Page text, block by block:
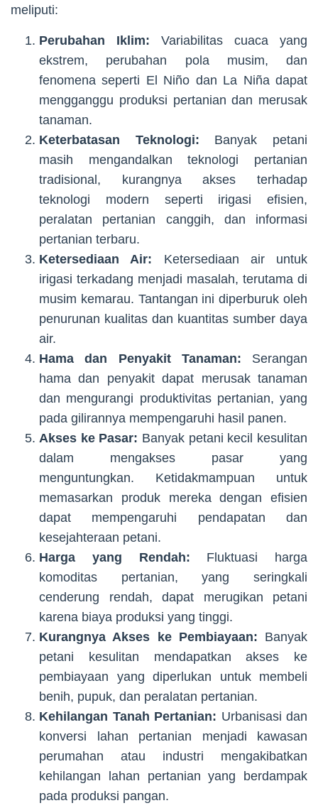
meliputi:
Perubahan Iklim: Variabilitas cuaca yang
ekstrem, perubahan pola musim, dan
fenomena seperti El Niño dan La Niña dapat
mengganggu produksi pertanian dan merusak
tanaman.
Keterbatasan Teknologi: Banyak petani
masih mengandalkan teknologi pertanian
tradisional, kurangnya akses terhadap
teknologi modern seperti irigasi efisien,
peralatan pertanian canggih, dan informasi
pertanian terbaru.
Ketersediaan Air: Ketersediaan air untuk
irigasi terkadang menjadi masalah, terutama di
musim kemarau. Tantangan ini diperburuk oleh
penurunan kualitas dan kuantitas sumber daya
air.
Hama dan Penyakit Tanaman: Serangan
hama dan penyakit dapat merusak tanaman
dan mengurangi produktivitas pertanian, yang
pada gilirannya mempengaruhi hasil panen.
Akses ke Pasar: Banyak petani kecil kesulitan
dalam mengakses pasar yang
menguntungkan. Ketidakmampuan untuk
memasarkan produk mereka dengan efisien
dapat mempengaruhi pendapatan dan
kesejahteraan petani.
Harga yang Rendah: Fluktuasi harga
komoditas pertanian, yang seringkali
cenderung rendah, dapat merugikan petani
karena biaya produksi yang tinggi.
Kurangnya Akses ke Pembiayaan: Banyak
petani kesulitan mendapatkan akses ke
pembiayaan yang diperlukan untuk membeli
benih, pupuk, dan peralatan pertanian.
Kehilangan Tanah Pertanian: Urbanisasi dan
konversi lahan pertanian menjadi kawasan
perumahan atau industri mengakibatkan
kehilangan lahan pertanian yang berdampak
pada produksi pangan.